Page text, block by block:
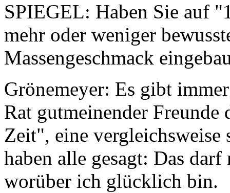
SPIEGEL: Haben Sie auf
mehr oder weniger
Massengeschmack
Grönemeyer: Es gibt
Rat gutmeinender Freunde
Zeit", eine
haben alle gesagt: Das
worüber ich glücklich bin.